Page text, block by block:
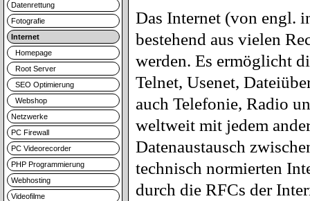
Datenrettung
Fotografie
Internet
Homepage
Root Server
SEO Optimierung
Webshop
Netzwerke
PC Firewall
PC Videorecorder
PHP Programmierung
Webhosting
Videofilme
Das Internet (von engl.
bestehend aus vielen
werden. Es ermöglicht
Telnet, Usenet,
auch Telefonie, Radio
weltweit mit jedem
Datenaustausch
technisch normierten
durch die RFCs der